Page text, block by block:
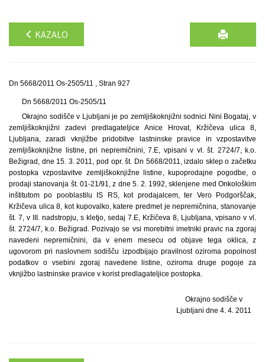
KAZALO
Dn 5668/2011 Os-2505/11 , Stran 927
Dn 5668/2011 Os-2505/11
Okrajno sodišče v Ljubljani je po zemljiškoknjižni sodnici Nini Bogataj, v
zemljiškoknjižni zadevi predlagateljice Anice Hrovat, Kržičeva ulica 8,
Ljubljana, zaradi vknjižbe pridobitve lastninske pravice in vzpostavitve
zemljiškoknjižne listine, pri nepremičnini, 7.E, vpisani v vl. št. 2724/7, k.o.
Bežigrad, dne 15. 3. 2011, pod opr. št. Dn 5668/2011, izdalo sklep o začetku
postopka vzpostavitve zemljiškoknjižne listine, kupoprodajne pogodbe, o
prodaji stanovanja št. 01-21/91, z dne 5. 2. 1992, sklenjene med Onkološkim
inštitutom po pooblastilu IS RS, kot prodajalcem, ter Vero Podgorščak,
Kržičeva ulica 8, kot kupovalko, katere predmet je nepremičnina, stanovanje
št. 7, v III. nadstropju, s kletjo, sedaj 7.E, Kržičeva 8, Ljubljana, vpisano v vl.
št. 2724/7, k.o. Bežigrad. Pozivajo se vsi morebitni imetniki pravic na zgoraj
navedeni nepremičnini, da v enem mesecu od objave tega oklica, z
ugovorom pri naslovnem sodišču izpodbijajo pravilnost oziroma popolnost
podatkov o vsebini zgoraj navedene listine, oziroma druge pogoje za
vknjižbo lastninske pravice v korist predlagateljice postopka.
Okrajno sodišče v
Ljubljani dne 4. 4. 2011